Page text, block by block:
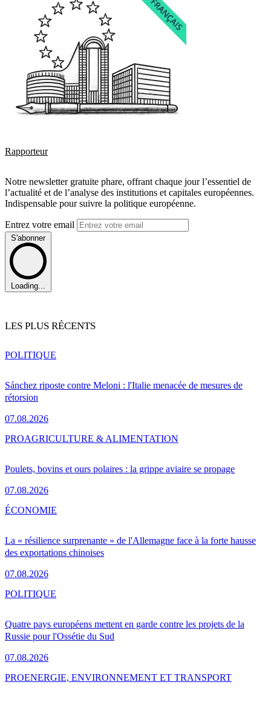
Rapporteur
Notre newsletter gratuite phare, offrant chaque jour l’essentiel de
l’actualité et de l’analyse des institutions et capitales européennes.
Indispensable pour suivre la politique européenne.
Entrez votre email
S'abonner
Loading...
LES PLUS RÉCENTS
Sánchez riposte contre Meloni : l'Italie menacée de mesures de
rétorsion
07.08.2026
POLITIQUE
Poulets, bovins et ours polaires : la grippe aviaire se propage
07.08.2026
PROAGRICULTURE & ALIMENTATION
La « résilience surprenante » de l'Allemagne face à la forte hausse
des exportations chinoises
07.08.2026
ÉCONOMIE
Quatre pays européens mettent en garde contre les projets de la
Russie pour l'Ossétie du Sud
07.08.2026
POLITIQUE
PROENERGIE, ENVIRONNEMENT ET TRANSPORT